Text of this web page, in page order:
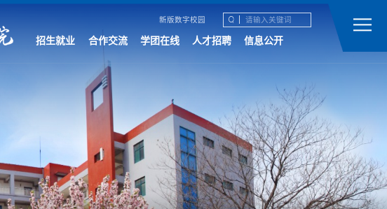
新版数字校园
招生就业 合作交流 学团在线 人才招聘 信息公开